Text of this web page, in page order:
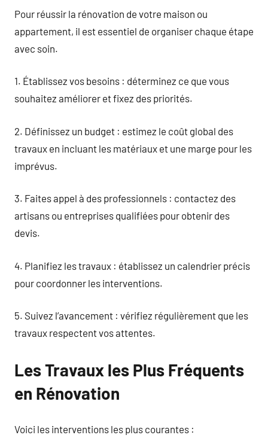
Pour réussir la rénovation de votre maison ou
appartement, il est essentiel de organiser chaque étape
avec soin.
1. Établissez vos besoins : déterminez ce que vous
souhaitez améliorer et fixez des priorités.
2. Définissez un budget : estimez le coût global des
travaux en incluant les matériaux et une marge pour les
imprévus.
3. Faites appel à des professionnels : contactez des
artisans ou entreprises qualifiées pour obtenir des
devis.
4. Planifiez les travaux : établissez un calendrier précis
pour coordonner les interventions.
5. Suivez l’avancement : vérifiez régulièrement que les
travaux respectent vos attentes.
Les Travaux les Plus Fréquents
en Rénovation
Voici les interventions les plus courantes :